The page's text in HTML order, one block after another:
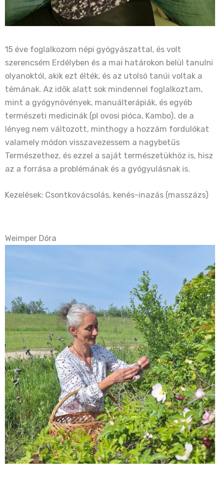
15 éve foglalkozom népi gyógyászattal, és volt
szerencsém Erdélyben és a mai határokon belül tanulni
olyanoktól, akik ezt élték, és az utolsó tanúi voltak a
témának. Az idők alatt sok mindennel foglalkoztam,
mint a gyógynövények, manuálterápiák, és egyéb
természeti medicinák (pl ovosi pióca, Kambo), de a
lényeg nem változott, minthogy a hozzám fordulókat
valamely módon visszavezessem a nagybetűs
Természethez, és ezzel a saját természetükhöz is, hisz
az a forrása a problémának és a gyógyulásnak is.
Kezelések: Csontkovácsolás, kenés-inazás (masszázs)
Weimper Dóra